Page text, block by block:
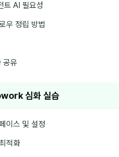
트 AI 필요성
우 정립 방법
공유
심화 실습
이스 및 설정
적화